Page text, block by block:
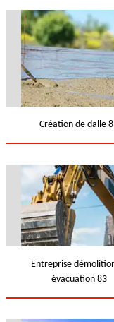
Création de dalle
Entreprise
évacuation 83